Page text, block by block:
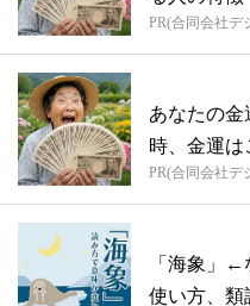
PR(合同会社デ
あなたの金
時、金運は
PR(合同会社デ
「海象」←
使い方、類